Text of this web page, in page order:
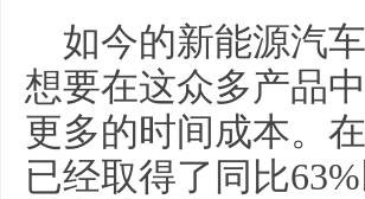
如今的新能源汽
想要在这众多产品
更多的时间成本。
已经取得了同比